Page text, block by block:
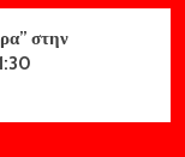
στην